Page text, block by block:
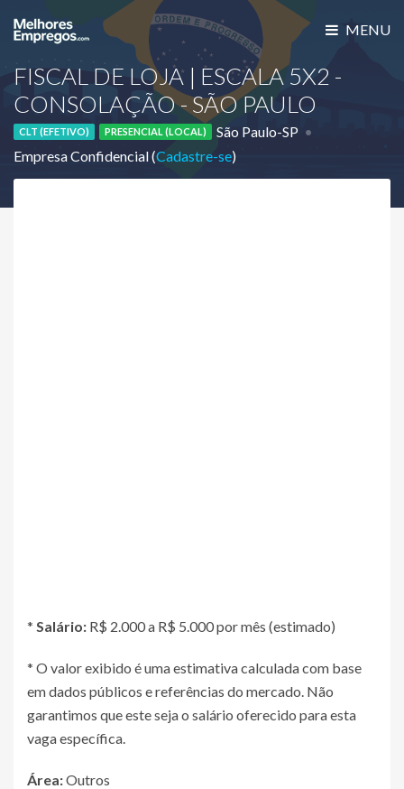
MENU
FISCAL DE LOJA | ESCALA 5X2 -
CONSOLAÇÃO - SÃO PAULO
CLT (EFETIVO) PRESENCIAL (LOCAL)
São Paulo-SP
Empresa Confidencial (Cadastre-se)
* Salário: R$ 2.000 a R$ 5.000 por mês (estimado)
* O valor exibido é uma estimativa calculada com base
em dados públicos e referências do mercado. Não
garantimos que este seja o salário oferecido para esta
vaga específica.
Área:Outros